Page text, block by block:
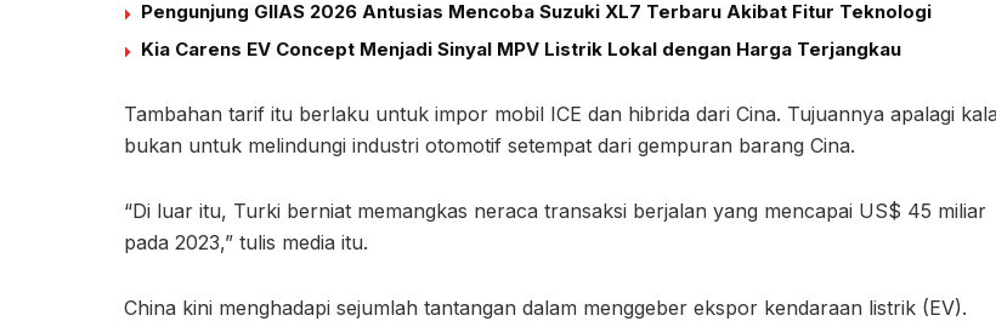
Pengunjung GIIAS 2026 Antusias Mencoba Suzuki XL7 Terbaru Akibat Fitur Teknologi
Kia Carens EV Concept Menjadi Sinyal MPV Listrik Lokal dengan Harga Terjangkau
Tambahan tarif itu berlaku untuk impor mobil ICE dan hibrida dari Cina. Tujuannya apalagi
bukan untuk melindungi industri otomotif setempat dari gempuran barang Cina.
“Di luar itu, Turki berniat memangkas neraca transaksi berjalan yang mencapai US$ 45 miliar
pada 2023,” tulis media itu.
China kini menghadapi sejumlah tantangan dalam menggeber ekspor kendaraan listrik (EV).